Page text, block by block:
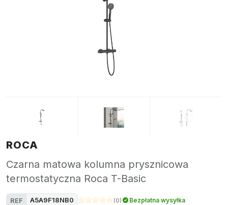
ROCA
Czarna matowa kolumna prysznicowa
termostatyczna Roca T-Basic
REF A5A9F18NB0 (0) Bezpłatna wysyłka